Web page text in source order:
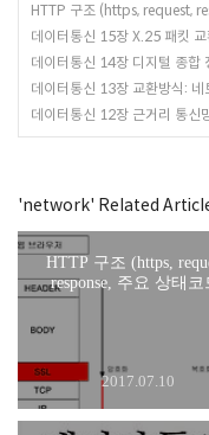
HTTP 구조 (https, request,
데이터통신 15장 X.25 패킷
데이터통신 14장 디지털 종합
데이터통신 13장 교환방식:
데이터통신 12장 근거리 통신
'network' Related
HTTP 구조 (https,
response, 주요 상태코
2017.07.10